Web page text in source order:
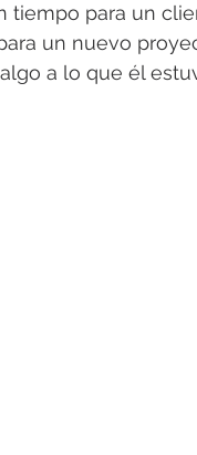
tiempo para un
un nuevo
a lo que él